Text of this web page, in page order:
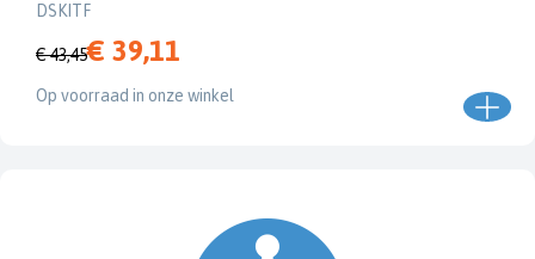
DSKITF
€ 43,45€ 39,11
Op voorraad in onze winkel